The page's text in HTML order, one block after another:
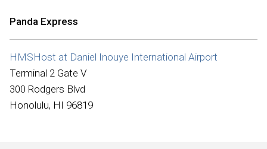
Panda Express
HMSHost at Daniel Inouye International Airport
Terminal 2 Gate V
300 Rodgers Blvd
Honolulu, HI 96819